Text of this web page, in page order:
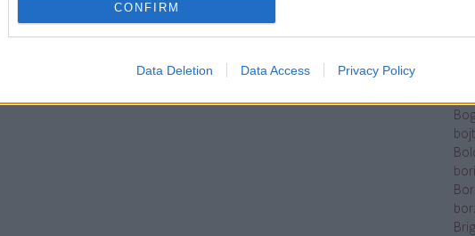
CONFIRM
Data Deletion Data Access Privacy Policy